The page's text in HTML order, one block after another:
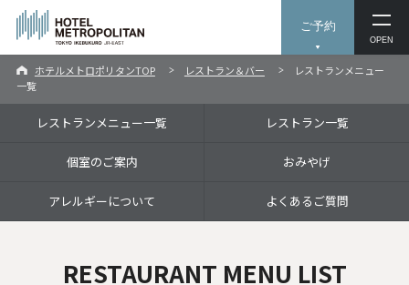
ご予約
OPEN
ホテルメトロポリタンTOP レストラン＆バー
レストランメニュー
一覧
レストランメニュー一覧 レストラン一覧
個室のご案内 おみやげ
アレルギーについて よくあるご質問
RESTAURANT MENU LIST